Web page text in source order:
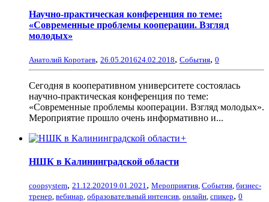
Научно-практическая конференция по теме:
«Современные проблемы кооперации. Взгляд
молодых»
Анатолий Коротаев, 26.05.201624.02.2018, События, 0
Сегодня в кооперативном университете состоялась
научно-практическая конференция по теме:
«Современные проблемы кооперации. Взгляд молодых».
Мероприятие прошло очень информативно и...
+
НШК в Калининградской области
coopsystem, 21.12.202019.01.2021, Мероприятия, События, бизнес-
тренер, вебинар, образовательный интенсив, онлайн, спикер, 0